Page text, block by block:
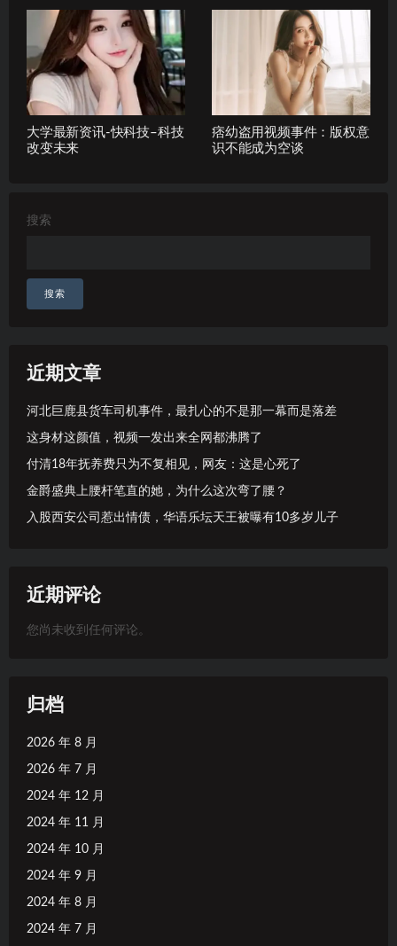
大学最新资讯-快科技–科技
改变未来
痞幼盗用视频事件：版权意
识不能成为空谈
搜索
搜索
近期文章
河北巨鹿县货车司机事件，最扎心的不是那一幕而是落差
这身材这颜值，视频一发出来全网都沸腾了
付清18年抚养费只为不复相见，网友：这是心死了
金爵盛典上腰杆笔直的她，为什么这次弯了腰？
入股西安公司惹出情债，华语乐坛天王被曝有10多岁儿子
近期评论
您尚未收到任何评论。
归档
2026 年 8 月
2026 年 7 月
2024 年 12 月
2024 年 11 月
2024 年 10 月
2024 年 9 月
2024 年 8 月
2024 年 7 月